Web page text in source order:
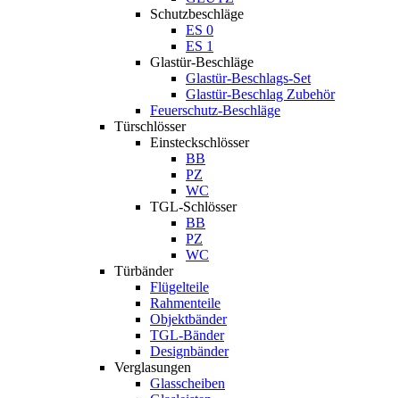
Schutzbeschläge
ES 0
ES 1
Glastür-Beschläge
Glastür-Beschlags-Set
Glastür-Beschlag Zubehör
Feuerschutz-Beschläge
Türschlösser
Einsteckschlösser
BB
PZ
WC
TGL-Schlösser
BB
PZ
WC
Türbänder
Flügelteile
Rahmenteile
Objektbänder
TGL-Bänder
Designbänder
Verglasungen
Glasscheiben